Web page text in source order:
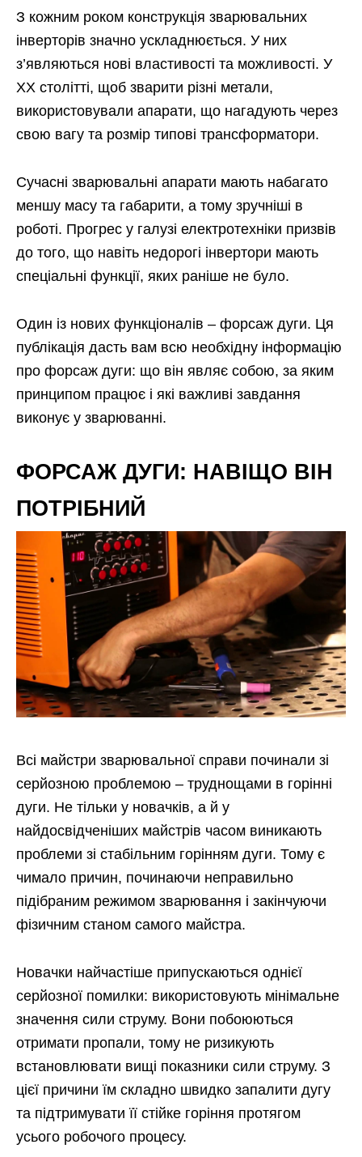
З кожним роком конструкція зварювальних
інверторів значно ускладнюється. У них
з’являються нові властивості та можливості. У
ХХ столітті, щоб зварити різні метали,
використовували апарати, що нагадують через
свою вагу та розмір типові трансформатори.
Сучасні зварювальні апарати мають набагато
меншу масу та габарити, а тому зручніші в
роботі. Прогрес у галузі електротехніки призвів
до того, що навіть недорогі інвертори мають
спеціальні функції, яких раніше не було.
Один із нових функціоналів – форсаж дуги. Ця
публікація дасть вам всю необхідну інформацію
про форсаж дуги: що він являє собою, за яким
принципом працює і які важливі завдання
виконує у зварюванні.
ФОРСАЖ ДУГИ: НАВІЩО ВІН
ПОТРІБНИЙ
Всі майстри зварювальної справи починали зі
серйозною проблемою – труднощами в горінні
дуги. Не тільки у новачків, а й у
найдосвідченіших майстрів часом виникають
проблеми зі стабільним горінням дуги. Тому є
чимало причин, починаючи неправильно
підібраним режимом зварювання і закінчуючи
фізичним станом самого майстра.
Новачки найчастіше припускаються однієї
серйозної помилки: використовують мінімальне
значення сили струму. Вони побоюються
отримати пропали, тому не ризикують
встановлювати вищі показники сили струму. З
цієї причини їм складно швидко запалити дугу
та підтримувати її стійке горіння протягом
усього робочого процесу.